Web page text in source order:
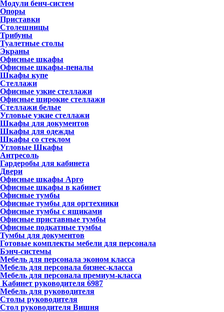
Модули бенч-систем
Опоры
Приставки
Столешницы
Трибуны
Туалетные столы
Экраны
Офисные шкафы
Офисные шкафы-пеналы
Шкафы купе
Стеллажи
Офисные узкие стеллажи
Офисные широкие стеллажи
Стеллажи белые
Угловые узкие стеллажи
Шкафы для документов
Шкафы для одежды
Шкафы со стеклом
Угловые Шкафы
Антресоль
Гардеробы для кабинета
Двери
Офисные шкафы Арго
Офисные шкафы в кабинет
Офисные тумбы
Офисные тумбы для оргтехники
Офисные тумбы с ящиками
Офисные приставные тумбы
Офисные подкатные тумбы
Тумбы для документов
Готовые комплекты мебели для персонала
Бэнч-системы
Мебель для персонала эконом класса
Мебель для персонала бизнес-класса
Мебель для персонала премиум-класса
Кабинет руководителя 6987
Мебель для руководителя
Столы руководителя
Стол руководителя Вишня